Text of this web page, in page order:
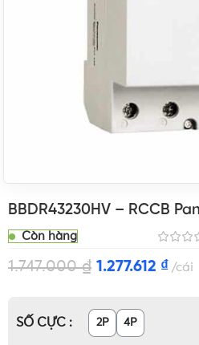
BBDR43230HV – RCCB
Còn hàng
1.747.000₫ 1.277.612 ₫ cái
SỐ CỰC 2P 4P